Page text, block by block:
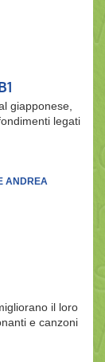
giapponese,
legati
ANDREA
il loro
e canzoni